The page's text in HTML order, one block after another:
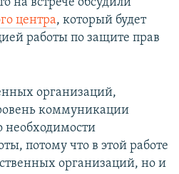
на встрече обсудили
центра, который будет
работы по защите прав
организаций,
коммуникации
необходимости
потому что в этой работе
организаций, но и